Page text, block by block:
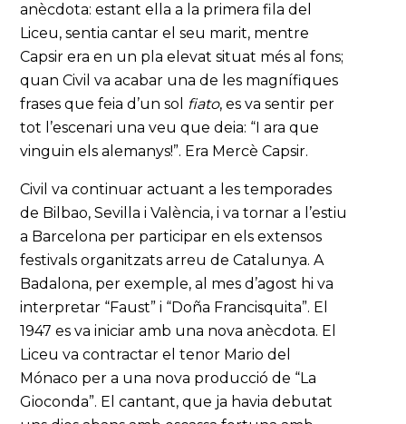
anècdota: estant ella a la primera fila del
Liceu, sentia cantar el seu marit, mentre
Capsir era en un pla elevat situat més al fons;
quan Civil va acabar una de les magnífiques
frases que feia d’un sol fiato, es va sentir per
tot l’escenari una veu que deia: “I ara que
vinguin els alemanys!”. Era Mercè Capsir.
Civil va continuar actuant a les temporades
de Bilbao, Sevilla i València, i va tornar a l’estiu
a Barcelona per participar en els extensos
festivals organitzats arreu de Catalunya. A
Badalona, per exemple, al mes d’agost hi va
interpretar “Faust” i “Doña Francisquita”. El
1947 es va iniciar amb una nova anècdota. El
Liceu va contractar el tenor Mario del
Mónaco per a una nova producció de “La
Gioconda”. El cantant, que ja havia debutat